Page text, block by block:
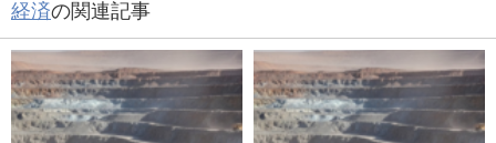
経済の関連記事